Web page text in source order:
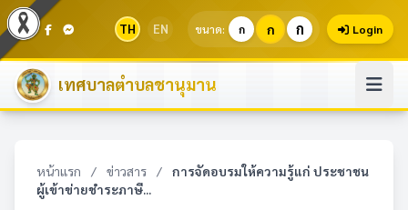
TH EN ขนาด: ก ก ก Login
เทศบาลตำบลชานุมาน
หน้าแรก / ข่าวสาร /
การจัดอบรมให้ความรู้แก่ ประชาชน
ผู้เข้าข่ายชำระภาษี...